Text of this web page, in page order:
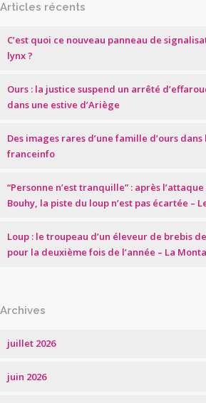
Articles récents
C’est quoi ce nouveau panneau de
lynx ?
Ours : la justice suspend un arrêté
dans une estive d’Ariège
Des images rares d’une famille d’ours dans
franceinfo
“Personne n’est tranquille” : après
Bouhy, la piste du loup n’est pas écartée –
Loup : le troupeau d’un éleveur de brebis
pour la deuxième fois de l’année – La
Archives
juillet 2026
juin 2026